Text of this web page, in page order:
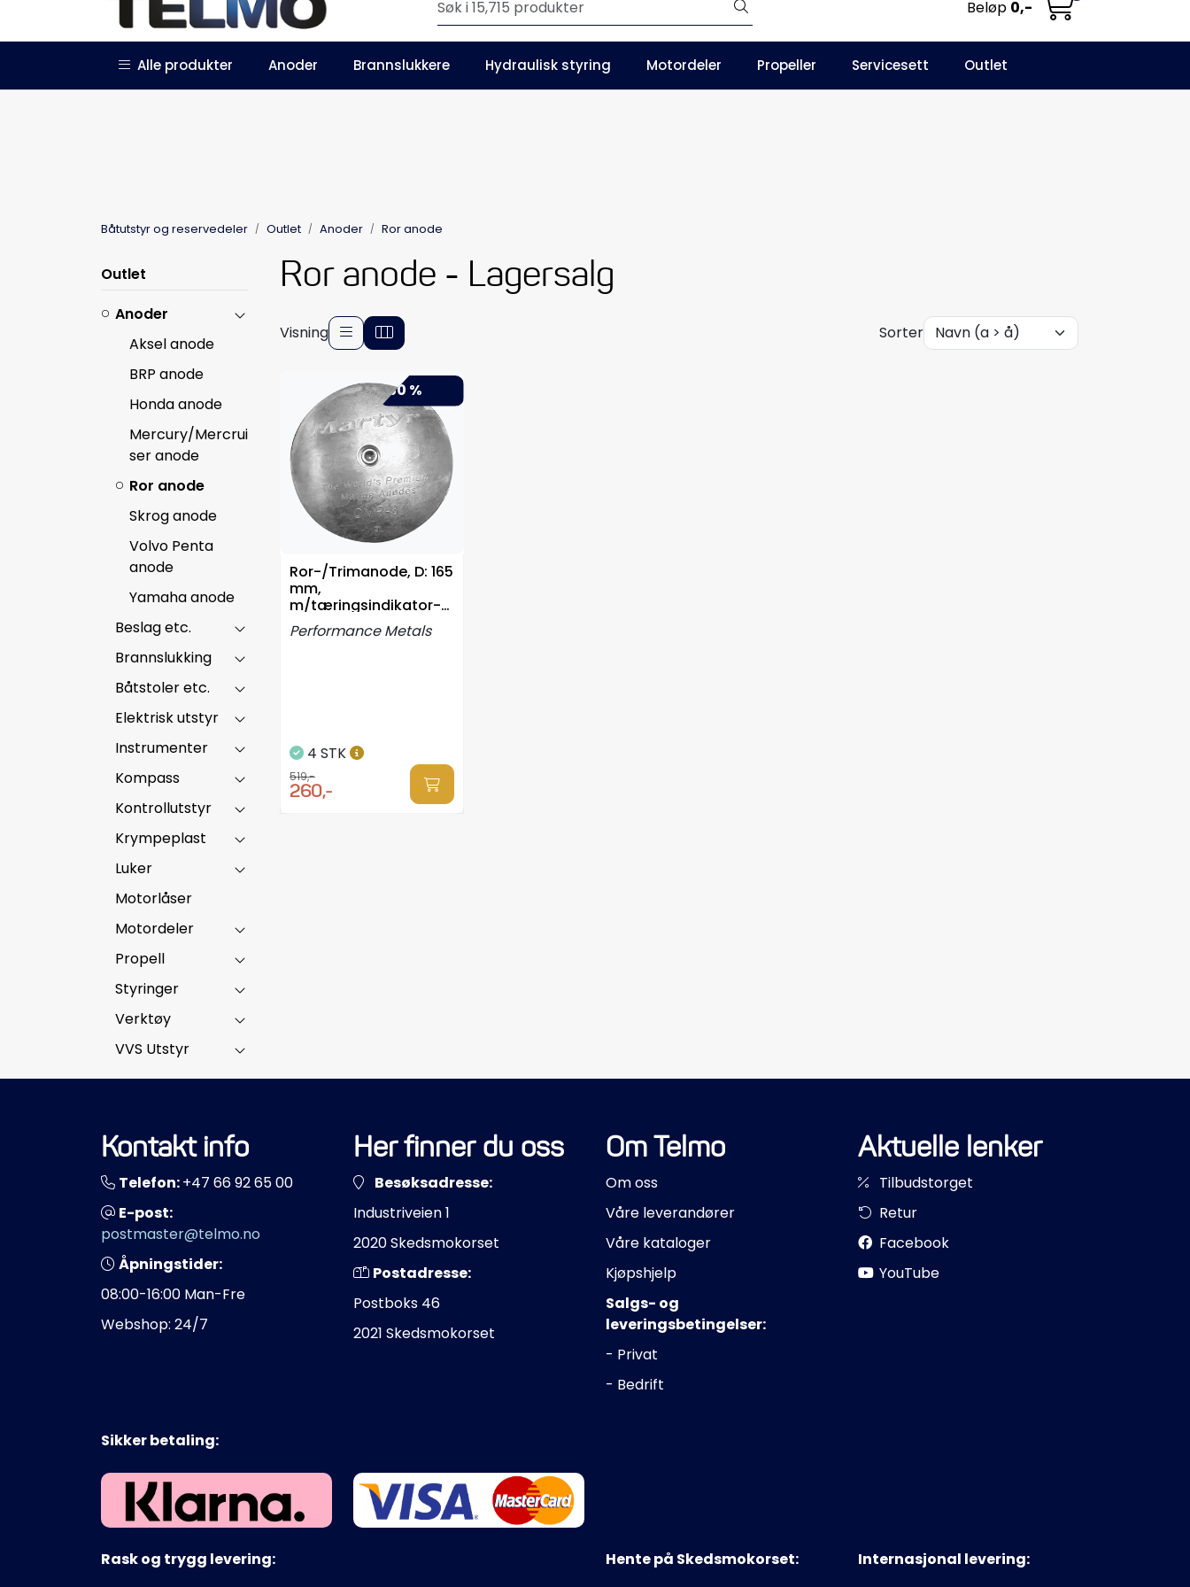
Outlet
Trustpilot | Forhandlersøknad | Våre kataloger NO Infosenter Favoritter
Beløp 0,-
Alle produkter Anoder Brannslukkere Hydraulisk styring Motordeler Propeller Servicesett Outlet
Båtutstyr og reservedeler Outlet Anoder Ror anode
Outlet
Anoder
Aksel anode
BRP anode
Honda anode
Mercury/Mercrui
ser anode
Ror anode
Skrog anode
Volvo Penta
anode
Yamaha anode
Beslag etc.
Brannslukking
Båtstoler etc.
Elektrisk utstyr
Instrumenter
Kompass
Kontrollutstyr
Krympeplast
Luker
Motorlåser
Motordeler
Propell
Styringer
Verktøy
VVS Utstyr
Ror anode - Lagersalg
Visning Sorter
-50 %
Ror-/Trimanode, D: 165
mm,
m/tæringsindikator-
Aluminium
Performance Metals
4 STK
519,-
260,-
Kontakt info
Telefon:+47 66 92 65 00
E-post:
postmaster@telmo.no
Åpningstider:
08:00-16:00 Man-Fre
Webshop: 24/7
Her finner du oss
Besøksadresse:
Industriveien 1
2020 Skedsmokorset
Postadresse:
Postboks 46
2021 Skedsmokorset
Om Telmo
Om oss
Våre leverandører
Våre kataloger
Kjøpshjelp
Salgs- og
leveringsbetingelser:
- Privat
- Bedrift
Aktuelle lenker
Tilbudstorget
Retur
Facebook
YouTube
Sikker betaling:
Rask og trygg levering: Hente på Skedsmokorset: Internasjonal levering: